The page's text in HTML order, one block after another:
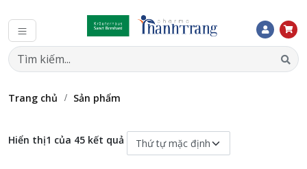
Trang chủ Sản phẩm
Hiển thị1 của 45 kết quả